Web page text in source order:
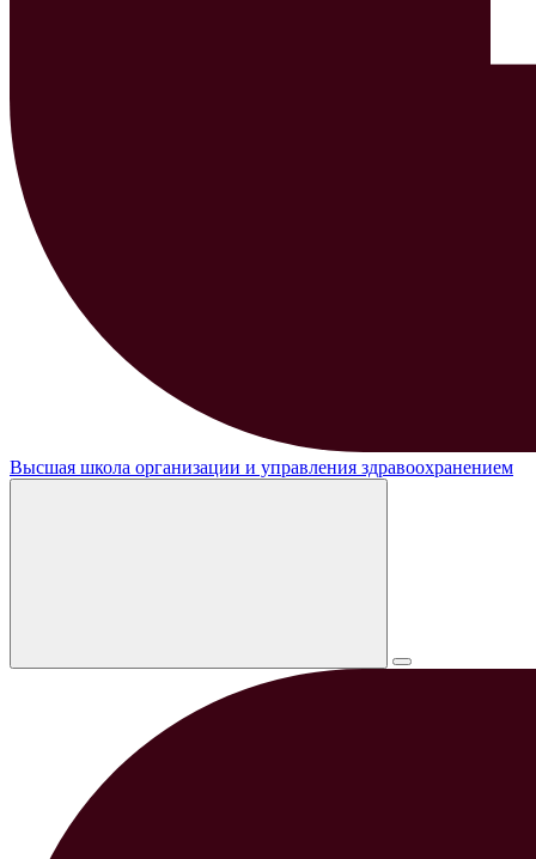
Высшая школа организации и управления здравоохранением